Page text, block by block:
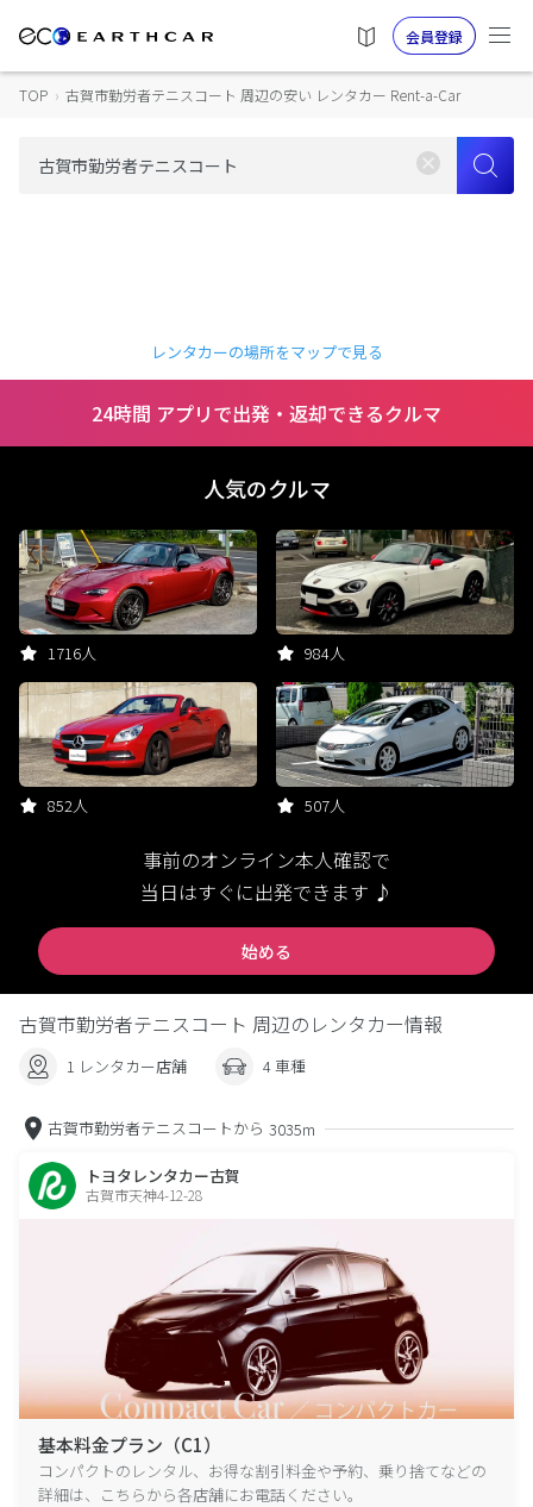
会員登録
TOP › 古賀市勤労者テニスコート 周辺の安い レンタカー Rent-a-Car
レンタカーの場所をマップで見る
24時間 アプリで出発・返却できるクルマ
人気のクルマ
1716人 984人
852人 507人
事前のオンライン本人確認で
当日はすぐに出発できます ♪
始める
古賀市勤労者テニスコート 周辺のレンタカー情報
1 レンタカー店舗 4 車種
古賀市勤労者テニスコートから 3035m
トヨタレンタカー古賀
古賀市天神4-12-28
基本料金プラン（C1）
コンパクトのレンタル、お得な割引料金や予約、乗り捨てなどの
詳細は、こちらから各店舗にお電話ください。